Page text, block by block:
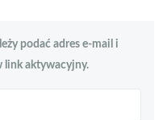
podać adres e-mail i
link aktywacyjny.